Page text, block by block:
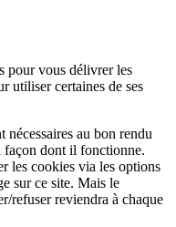
pour vous délivrer les
utiliser certaines de ses
au bon rendu
façon dont il fonctionne.
les cookies via les options
sur ce site. Mais le
refuser reviendra à chaque